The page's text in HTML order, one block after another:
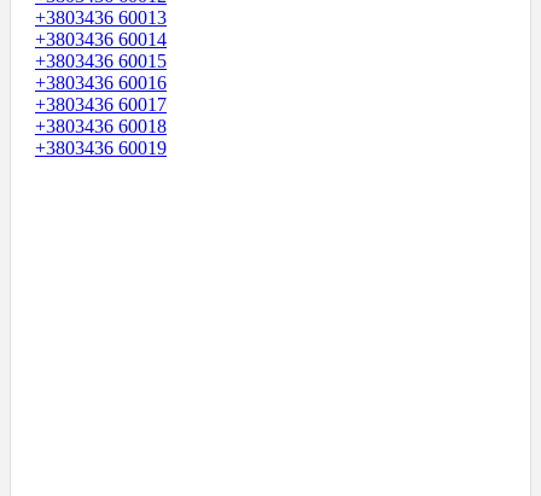
+3803436 60013
+3803436 60014
+3803436 60015
+3803436 60016
+3803436 60017
+3803436 60018
+3803436 60019